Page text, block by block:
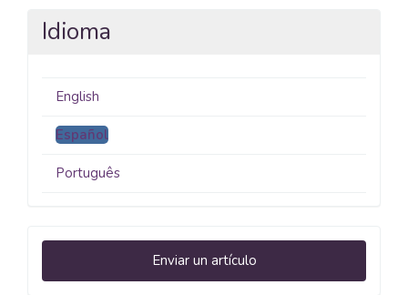
Idioma
English
Español
Português
Enviar
un
Enviar un artículo